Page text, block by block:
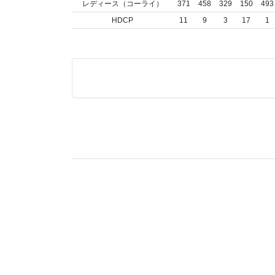
レディース（コーライ） 371 458 329 150
493
HDCP
11 9 3 17 1